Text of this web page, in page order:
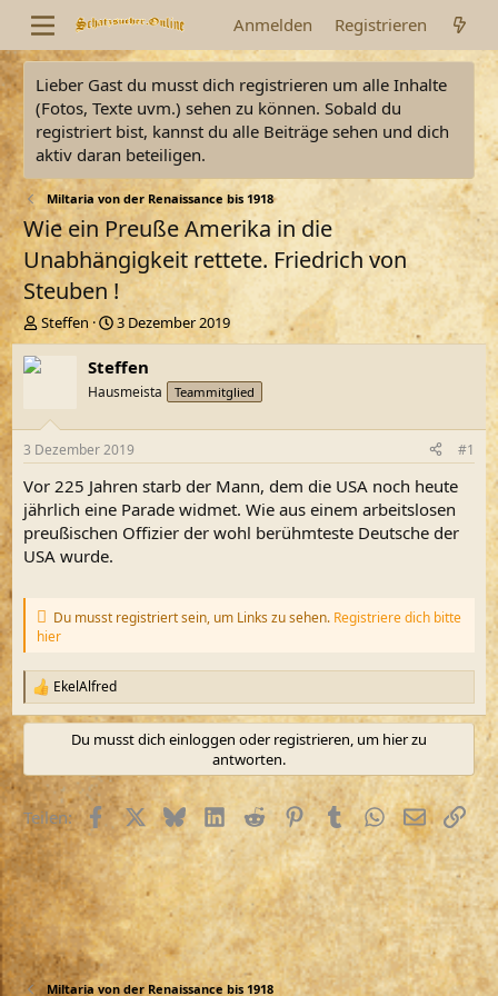
Anmelden Registrieren
Lieber Gast du musst dich registrieren um alle Inhalte
(Fotos, Texte uvm.) sehen zu können. Sobald du
registriert bist, kannst du alle Beiträge sehen und dich
aktiv daran beteiligen.
Miltaria von der Renaissance bis 1918
Wie ein Preuße Amerika in die
Unabhängigkeit rettete. Friedrich von
Steuben !
E
r
s
l
e
r
Steffen
E
r
s
e
l
t
a
m
3 Dezember 2019
Steffen
Hausmeista Teammitglied
3 Dezember 2019 #1
Vor 225 Jahren starb der Mann, dem die USA noch heute
jährlich eine Parade widmet. Wie aus einem arbeitslosen
preußischen Offizier der wohl berühmteste Deutsche der
USA wurde.
Du musst registriert sein, um Links zu sehen. Registriere dich bitte
hier
R
e
a
i
o
n
e
n
EkelAlfred
Du musst dich einloggen oder registrieren, um hier zu
antworten.
Teilen: FacebookX (Twitter)
BlueskyLinkedIn
RedditPinterestTumblrWhatsApp
E-MailLink
Miltaria von der Renaissance bis 1918